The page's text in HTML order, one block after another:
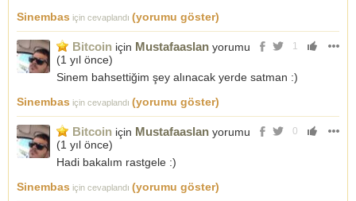
Sinembas için cevaplandı (yorumu göster)
1
Bitcoin için Mustafaaslan yorumu
(1 yıl önce)
Sinem bahsettiğim şey alınacak yerde satman :)
Sinembas için cevaplandı (yorumu göster)
0
Bitcoin için Mustafaaslan yorumu
(1 yıl önce)
Hadi bakalım rastgele :)
Sinembas için cevaplandı (yorumu göster)